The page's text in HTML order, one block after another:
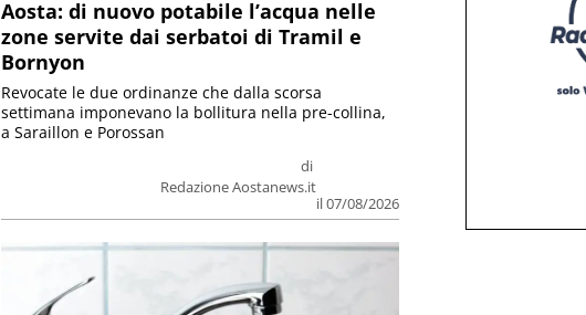
Aosta: di nuovo potabile l’acqua nelle
zone servite dai serbatoi di Tramil e
Bornyon
di
Redazione Aostanews.it
il 07/08/2026
Revocate le due ordinanze che dalla scorsa
settimana imponevano la bollitura nella pre-collina,
a Saraillon e Porossan